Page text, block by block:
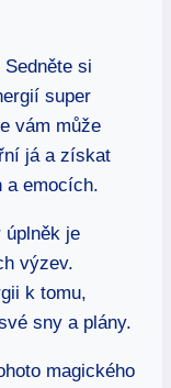
Sedněte si
super
vám může
já a získat
a emocích.
úplněk je
výzev.
k tomu,
sny a plány.
magického